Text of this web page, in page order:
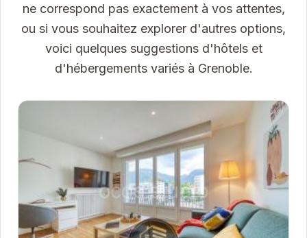
ne correspond pas exactement à vos attentes,
ou si vous souhaitez explorer d'autres options,
voici quelques suggestions d'hôtels et
d'hébergements variés à Grenoble.